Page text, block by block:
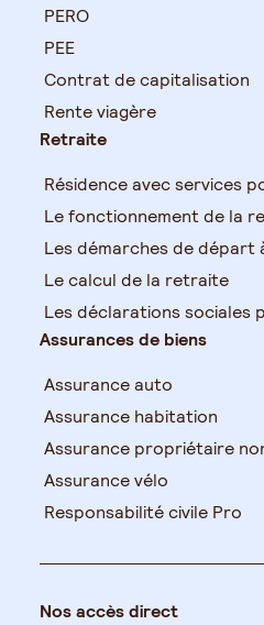
PERO
PEE
Contrat de capitalisation
Rente viagère
Retraite
Résidence avec services
Le fonctionnement de la
Les démarches de départ
Le calcul de la retraite
Les déclarations sociales
Assurances de biens
Assurance auto
Assurance habitation
Assurance propriétaire
Assurance vélo
Responsabilité civile Pro
Nos accès direct